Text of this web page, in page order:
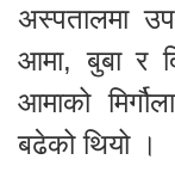
अस्पतालमा
आमा, बुबा र
आमाको
बढेको थियो ।